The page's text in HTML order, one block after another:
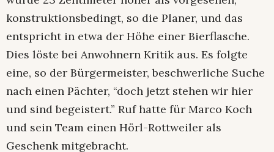
konstruktionsbedingt, so die Planer, und das
entspricht in etwa der Höhe einer Bierflasche.
Dies löste bei Anwohnern Kritik aus. Es folgte
eine, so der Bürgermeister, beschwerliche Suche
nach einen Pächter, “doch jetzt stehen wir hier
und sind begeistert.” Ruf hatte für Marco Koch
und sein Team einen Hörl-Rottweiler als
Geschenk mitgebracht.